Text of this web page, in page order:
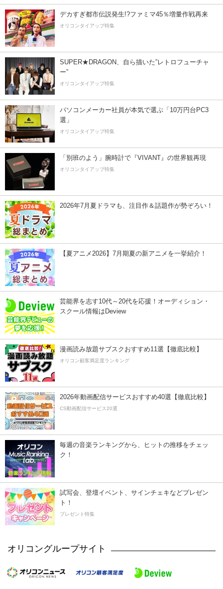
デカすぎ都市伝説発生!?ファミマ45％増量作戦再来
オリコンタイアップ特集
SUPER★DRAGON、自ら描いた”レトロフューチャ
ー”
オリコンタイアップ特集
パソコンメーカー社員が本気で選ぶ「10万円台PC3
選」
オリコンタイアップ特集
「別班のよう」腕時計で『VIVANT』の世界観再現
オリコンタイアップ特集
2026年7月夏ドラマも、注目作＆話題作が勢ぞろい！
【夏アニメ2026】7月期夏の新アニメを一挙紹介！
芸能界を志す10代～20代を応援！オーディション・
スクール情報はDeview
漫画読み放題サブスクおすすめ11選【徹底比較】
オリコン顧客満足度ランキング
2026年動画配信サービスおすすめ40選【徹底比較】
CS動画配信サービス20選
毎週の音楽ランキングから、ヒットの推移をチェッ
ク！
試写会、登壇イベント、サインチェキなどプレゼン
ト！
プレゼント特集
オリコングループサイト